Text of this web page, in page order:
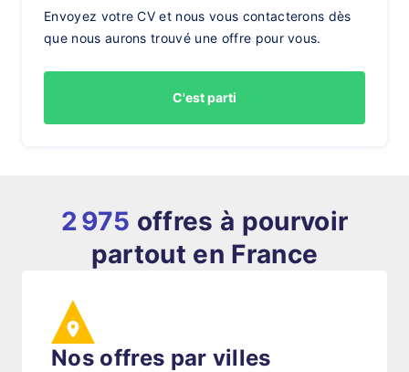
Envoyez votre CV et nous vous contacterons dès
que nous aurons trouvé une offre pour vous.
C'est parti
2 975 offres à pourvoir
partout en France
Nos offres par villes